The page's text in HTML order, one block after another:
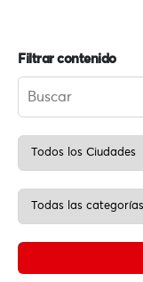
Filtrar contenido